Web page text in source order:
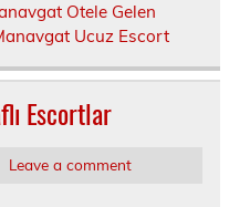
Otele Gelen
Ucuz Escort
Escortlar
Leave a comment